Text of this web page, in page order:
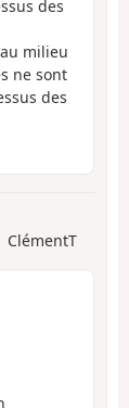
des
milieu
ne sont
des
ClémentT